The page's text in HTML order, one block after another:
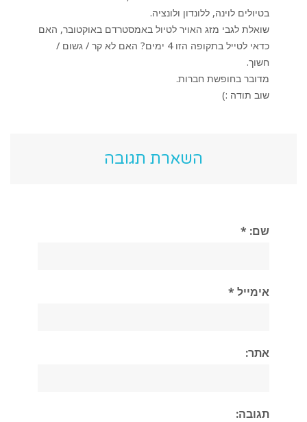
בטיולים לוינה, ללונדון ולונציה.
שואלת לגבי מזג האויר לטיול באמסטרדם באוקטובר, האם
כדאי לטייל בתקופה הזו 4 ימים? האם לא קר / גשום /
חשוך.
מדובר בחופשת חברות.
שוב תודה :)
השארת תגובה
שם: *
אימייל *
אתר:
תגובה: